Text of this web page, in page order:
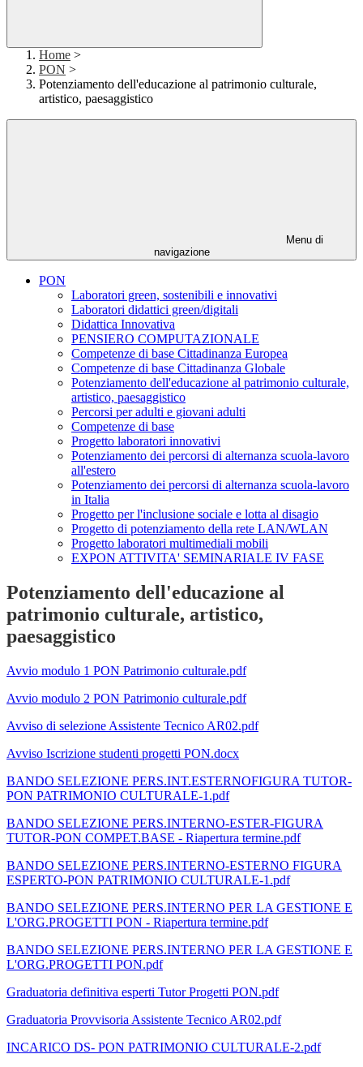
Home >
PON >
Potenziamento dell'educazione al patrimonio culturale,
artistico, paesaggistico
Menu di
navigazione
PON
Laboratori green, sostenibili e innovativi
Laboratori didattici green/digitali
Didattica Innovativa
PENSIERO COMPUTAZIONALE
Competenze di base Cittadinanza Europea
Competenze di base Cittadinanza Globale
Potenziamento dell'educazione al patrimonio culturale,
artistico, paesaggistico
Percorsi per adulti e giovani adulti
Competenze di base
Progetto laboratori innovativi
Potenziamento dei percorsi di alternanza scuola-lavoro
all'estero
Potenziamento dei percorsi di alternanza scuola-lavoro
in Italia
Progetto per l'inclusione sociale e lotta al disagio
Progetto di potenziamento della rete LAN/WLAN
Progetto laboratori multimediali mobili
EXPON ATTIVITA' SEMINARIALE IV FASE
Potenziamento dell'educazione al
patrimonio culturale, artistico,
paesaggistico
Avvio modulo 1 PON Patrimonio culturale.pdf
Avvio modulo 2 PON Patrimonio culturale.pdf
Avviso di selezione Assistente Tecnico AR02.pdf
Avviso Iscrizione studenti progetti PON.docx
BANDO SELEZIONE PERS.INT.ESTERNOFIGURA TUTOR-
PON PATRIMONIO CULTURALE-1.pdf
BANDO SELEZIONE PERS.INTERNO-ESTER-FIGURA
TUTOR-PON COMPET.BASE - Riapertura termine.pdf
BANDO SELEZIONE PERS.INTERNO-ESTERNO FIGURA
ESPERTO-PON PATRIMONIO CULTURALE-1.pdf
BANDO SELEZIONE PERS.INTERNO PER LA GESTIONE E
L'ORG.PROGETTI PON - Riapertura termine.pdf
BANDO SELEZIONE PERS.INTERNO PER LA GESTIONE E
L'ORG.PROGETTI PON.pdf
Graduatoria definitiva esperti Tutor Progetti PON.pdf
Graduatoria Provvisoria Assistente Tecnico AR02.pdf
INCARICO DS- PON PATRIMONIO CULTURALE-2.pdf